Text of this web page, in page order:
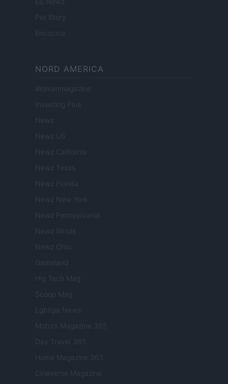
Pet Story
Encocina
NORD AMERICA
Womanmagazine
Investing Plus
Newz
Newz US
Newz California
Newz Texas
Newz Florida
Newz New York
Newz Pennsylvania
Newz Illinois
Newz Ohio
Gameland
Hig Tech Mag
Scoop Mag
Lgbtqia News
Motors Magazine 365
Day Travel 365
Home Magazine 365
Cineverse Magazine